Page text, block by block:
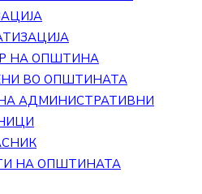
НА ОПШТИНА
ВО ОПШТИНАТА
АДМИНИСТРАТИВНИ
НА ОПШТИНАТА